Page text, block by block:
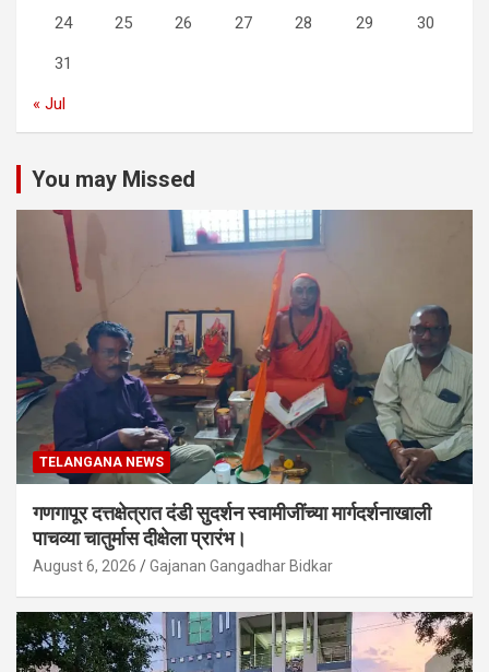
24 25 26 27 28 29 30
31
« Jul
You may Missed
TELANGANA NEWS
गणगापूर दत्तक्षेत्रात दंडी सुदर्शन स्वामीजींच्या मार्गदर्शनाखाली
पाचव्या चातुर्मास दीक्षेला प्रारंभ।
August 6, 2026 Gajanan Gangadhar Bidkar